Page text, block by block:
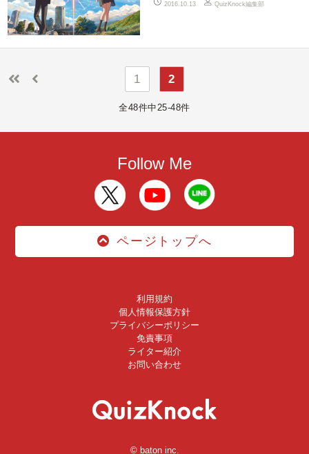
2016.10.13 QuizKnock編集部
1 2
全48件中25-48件
Follow Me
ページトップへ
利用規約
個人情報保護方針
プライバシーポリシー
免責事項
ライター紹介
お問い合わせ
© baton inc.